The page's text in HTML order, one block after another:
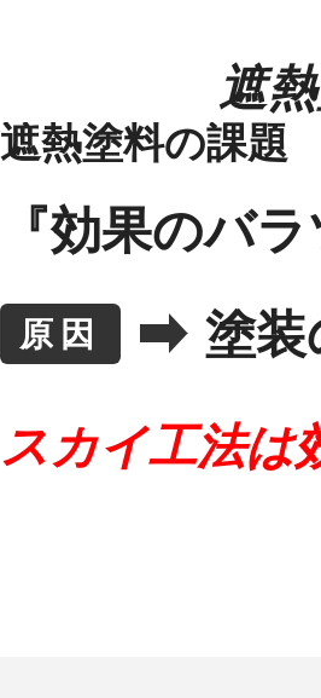
遮
遮熱塗料の課題
『効果のバ
原因 塗装
スカイ工法は